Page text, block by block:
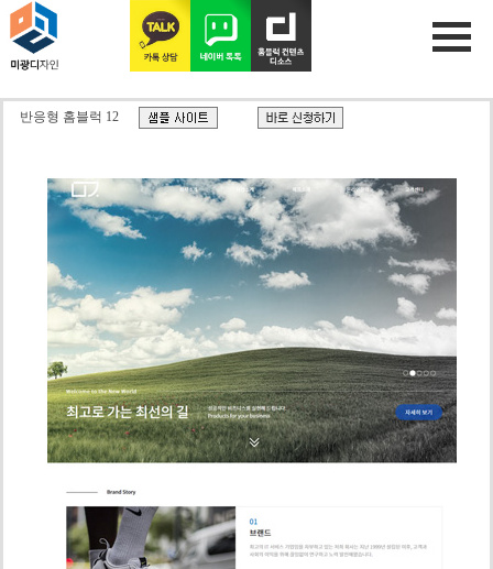
반응형 홈블럭 12